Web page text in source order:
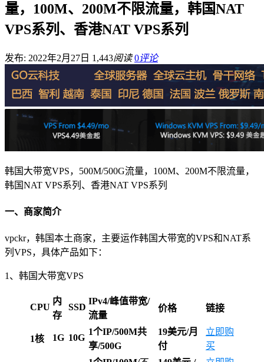
量，100M、200M不限流量，韩国NAT
VPS系列、香港NAT VPS系列
发布: 2022年2月27日 1,443阅读 0评论
韩国大带宽VPS，500M/500G流量，100M、200M不限流量，
韩国NAT VPS系列、香港NAT VPS系列
一、商家简介
vpckr，韩国本土商家，主要运作韩国大带宽的VPS和NAT系
列VPS，具体产品如下：
1、韩国大带宽VPS
CPU
内
存
SSD
IPv4/峰值带宽/
流量
价格 链接
1核 1G 10G
1个IP/500M共
享/500G
19美元/月
付
立即购
买